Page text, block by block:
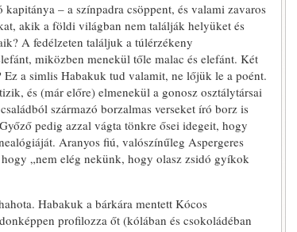
– a színpadra csöppent, és valami zavaros
akik a földi világban nem találják helyüket és
A fedélzeten találjuk a túlérzékeny
miközben menekül tőle malac és elefánt. Két
a simlis Habakuk tud valamit, ne lőjük le a poént.
és (már előre) elmenekül a gonosz osztálytársai
származó borzalmas verseket író borz is
pedig azzal vágta tönkre ősei idegeit, hogy
Aranyos fiú, valószínűleg Aspergeres
„nem elég nekünk, hogy olasz zsidó gyíkok
Habakuk a bárkára mentett Kócos
profilozza őt (kólában és csokoládéban